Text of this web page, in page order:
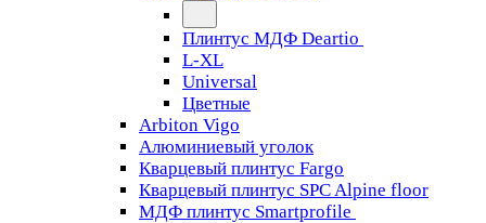
Плинтус МДФ Deartio
L-XL
Universal
Цветные
Arbiton Vigo
Алюминиевый уголок
Кварцевый плинтус Fargo
Кварцевый плинтус SPC Alpine floor
МДФ плинтус Smartprofile